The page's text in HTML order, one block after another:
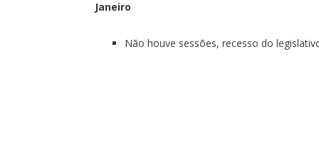
Janeiro
Não houve sessões, recesso do